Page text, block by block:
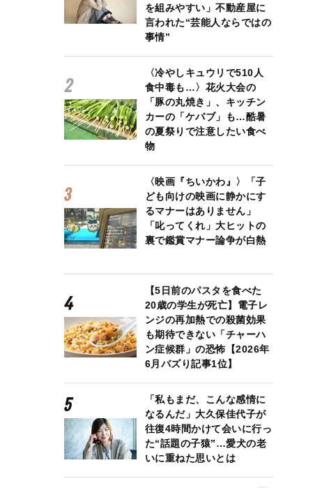
を組みやすい」不動産屋に
言われた“芸能人ならではの
事情”
〈冷やしキュウリで510人
食中毒も…〉花火大会の
「豚の丸焼き」、キッチン
カーの「ケバブ」も…酷暑
の夏祭りで注意したい食べ
物
〈映画『ちいかわ』〉「子
ども向けの映画に静かにす
るマナーはありません」
「叱ってくれ」大ヒットの
裏で鑑賞マナー論争が白熱
【5日前のパスタを食べた
20歳の学生が死亡】電子レ
ンジの再加熱での殺菌効果
も期待できない「チャーハ
ン症候群」の恐怖【2026年
6月バズり記事1位】
「私もまだ、こんな感情に
なるんだ」大久保佳代子が
往復4時間かけて会いに行っ
た“話題の子猿”…愛犬の老
いに重ねた思いとは